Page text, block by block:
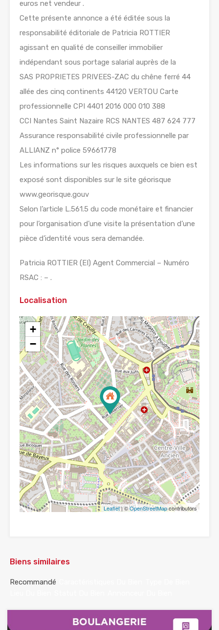
euros net vendeur .
Cette présente annonce a été éditée sous la
responsabilité éditoriale de Patricia ROTTIER
agissant en qualité de conseiller immobilier
indépendant sous portage salarial auprès de la
SAS PROPRIETES PRIVEES-ZAC du chêne ferré 44
allée des cinq continents 44120 VERTOU Carte
professionnelle CPI 4401 2016 000 010 388
CCI Nantes Saint Nazaire RCS NANTES 487 624 777
Assurance responsabilité civile professionnelle par
ALLIANZ n° police 59661778
Les informations sur les risques auxquels ce bien est
exposé sont disponibles sur le site géorisque
www.georisque.gouv
Selon l’article L.561.5 du code monétaire et financier
pour l’organisation d’une visite la présentation d’une
pièce d’identité vous sera demandée.
Patricia ROTTIER (EI) Agent Commercial – Numéro
RSAC : – .
Localisation
+
−
Leaflet| ©OpenStreetMapcontributors
Biens similaires
Recommandé